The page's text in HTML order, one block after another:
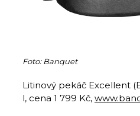
Foto: Banquet
Litinový pekáč Excellent
l, cena 1 799 Kč,